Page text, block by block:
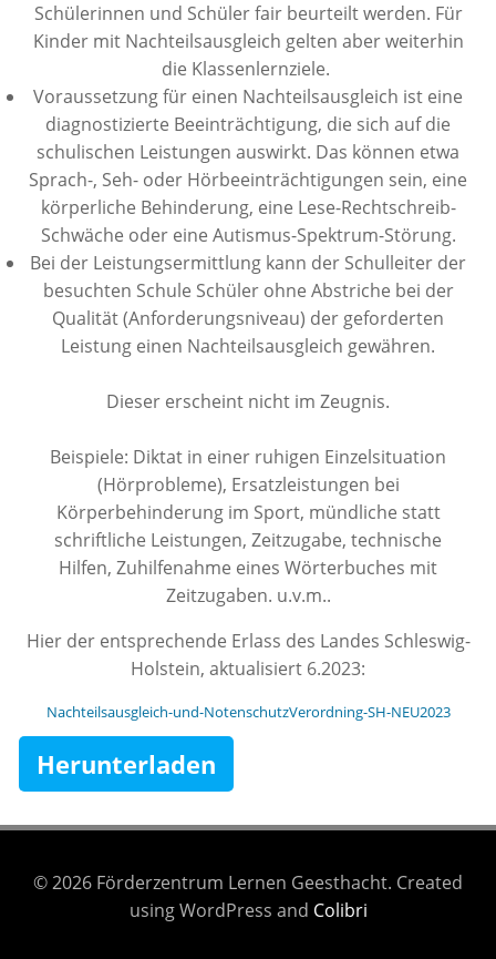
Schülerinnen und Schüler fair beurteilt werden. Für
Kinder mit Nachteilsausgleich gelten aber weiterhin
die Klassenlernziele.
Voraussetzung für einen Nachteilsausgleich ist eine
diagnostizierte Beeinträchtigung, die sich auf die
schulischen Leistungen auswirkt. Das können etwa
Sprach-, Seh- oder Hörbeeinträchtigungen sein, eine
körperliche Behinderung, eine Lese-Rechtschreib-
Schwäche oder eine Autismus-Spektrum-Störung.
Bei der Leistungsermittlung kann der Schulleiter der
besuchten Schule Schüler ohne Abstriche bei der
Qualität (Anforderungsniveau) der geforderten
Leistung einen Nachteilsausgleich gewähren.
Dieser erscheint nicht im Zeugnis.
Beispiele: Diktat in einer ruhigen Einzelsituation
(Hörprobleme), Ersatzleistungen bei
Körperbehinderung im Sport, mündliche statt
schriftliche Leistungen, Zeitzugabe, technische
Hilfen, Zuhilfenahme eines Wörterbuches mit
Zeitzugaben. u.v.m..
Hier der entsprechende Erlass des Landes Schleswig-
Holstein, aktualisiert 6.2023:
Nachteilsausgleich-und-NotenschutzVerordning-SH-NEU2023
Herunterladen
© 2026 Förderzentrum Lernen Geesthacht. Created
using WordPress and Colibri